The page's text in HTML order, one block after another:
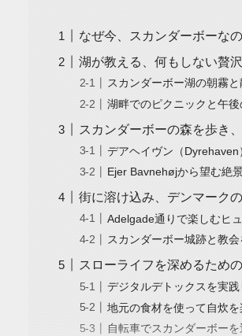
なぜ今、スカンダーボーな
湖が教える、何もしない贅沢
スカンダーボー湖の朝霧と
湖畔でのピクニックと午
スカンダーボーの森を歩き
デアヘイヴン（Dyrehaven
Ejer Bavnehøjから望む絶
街に溶け込み、デンマーク
Adelgade通りで楽しむヒ
スカンダーボー城跡と教
スローライフを深めるため
デジタルデトックスを実践
地元の食材を使って自炊
自転車でスカンダーボーを